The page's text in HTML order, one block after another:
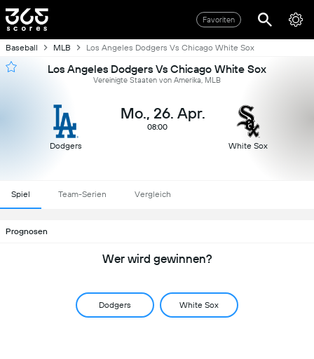
Favoriten
Baseball MLB Los Angeles Dodgers Vs Chicago White Sox
Los Angeles Dodgers Vs Chicago White Sox
Vereinigte Staaten von Amerika, MLB
Dodgers
Mo., 26. Apr.
08:00
White Sox
Spiel Team-Serien Vergleich
Prognosen
Wer wird gewinnen?
Dodgers White Sox